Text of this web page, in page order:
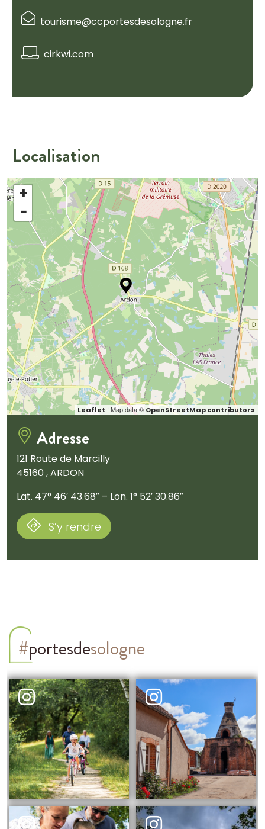
tourisme@ccportesdesologne.fr
cirkwi.com
Localisation
+
−
Leaflet | Map data © OpenStreetMap contributors
Adresse
121 Route de Marcilly
45160 , ARDON
Lat. 47° 46′ 43.68″ – Lon. 1° 52′ 30.86″
S’y rendre
#portesdesologne